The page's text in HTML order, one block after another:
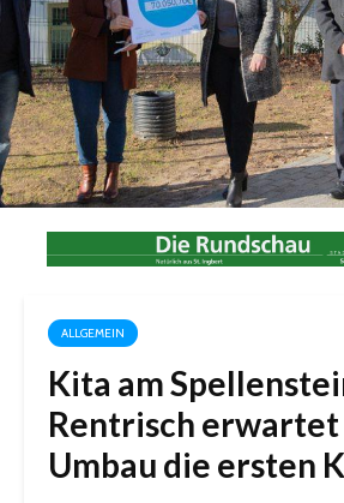
ALLGEMEIN
Kita am
Rentrisch erwartet
Umbau die ersten